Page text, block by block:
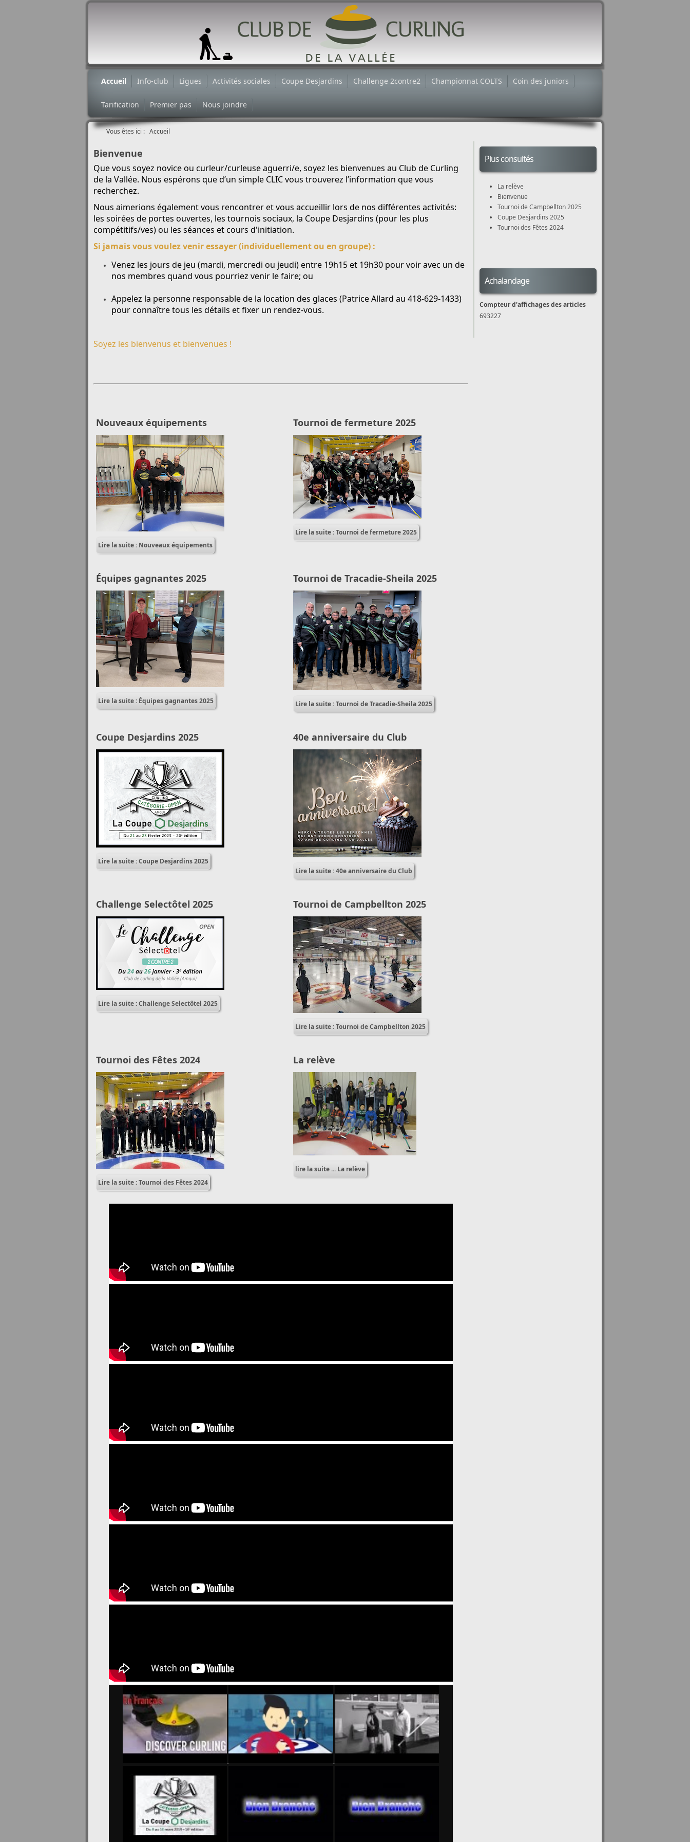
Accueil Info-club Ligues Activités sociales Coupe Desjardins Challenge 2contre2 Championnat COLTS Coin des juniors
Tarification Premier pas Nous joindre
Vous êtes ici : Accueil
Bienvenue
Que vous soyez novice ou curleur/curleuse aguerri/e, soyez les bienvenues au Club de Curling
de la Vallée. Nous espérons que d’un simple CLIC vous trouverez l’information que vous
recherchez.
Nous aimerions également vous rencontrer et vous accueillir lors de nos différentes activités:
les soirées de portes ouvertes, les tournois sociaux, la Coupe Desjardins (pour les plus
compétitifs/ves) ou les séances et cours d'initiation.
Si jamais vous voulez venir essayer (individuellement ou en groupe) :
Venez les jours de jeu (mardi, mercredi ou jeudi) entre 19h15 et 19h30 pour voir avec un de
nos membres quand vous pourriez venir le faire; ou
Appelez la personne responsable de la location des glaces (Patrice Allard au 418-629-1433)
pour connaître tous les détails et fixer un rendez-vous.
Soyez les bienvenus et bienvenues !
Nouveaux équipements
Lire la suite : Nouveaux équipements
Tournoi de fermeture 2025
Lire la suite : Tournoi de fermeture 2025
Équipes gagnantes 2025
Lire la suite : Équipes gagnantes 2025
Tournoi de Tracadie-Sheila 2025
Lire la suite : Tournoi de Tracadie-Sheila 2025
Coupe Desjardins 2025
Lire la suite : Coupe Desjardins 2025
40e anniversaire du Club
Lire la suite : 40e anniversaire du Club
Challenge Selectôtel 2025
Lire la suite : Challenge Selectôtel 2025
Tournoi de Campbellton 2025
Lire la suite : Tournoi de Campbellton 2025
Tournoi des Fêtes 2024
Lire la suite : Tournoi des Fêtes 2024
La relève
lire la suite ... La relève
Plus consultés
La relève
Bienvenue
Tournoi de Campbellton 2025
Coupe Desjardins 2025
Tournoi des Fêtes 2024
Achalandage
Compteur d'affichages des articles
693227